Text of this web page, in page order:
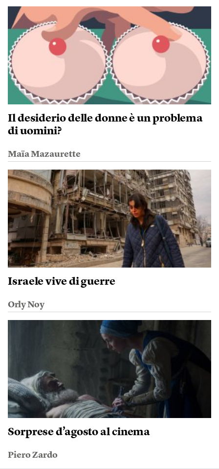
Il desiderio delle donne è un problema
di uomini?
Maïa Mazaurette
Israele vive di guerre
Orly Noy
Sorprese d’agosto al cinema
Piero Zardo